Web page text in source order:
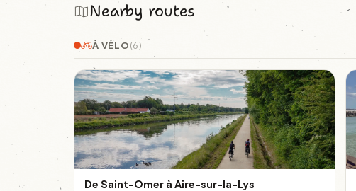
Nearby routes
À VÉLO(6)
De Saint-Omer à Aire-sur-la-Lys